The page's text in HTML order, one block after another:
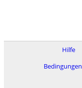
Hilfe
Bedingungen